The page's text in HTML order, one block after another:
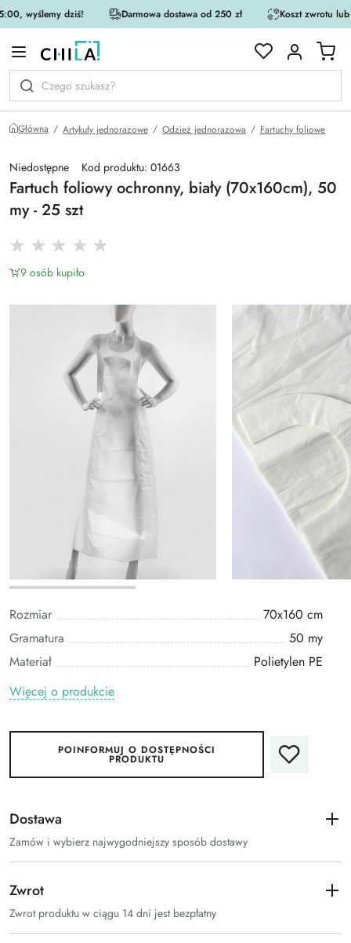
wyślemy dziś! Darmowa dostawa od 250 zł Koszt zwrotu
Główna Artykuły jednorazowe Odzież jednorazowa Fartuchy foliowe
Niedostępne Kod produktu: 01663
Fartuch foliowy ochronny, biały (70x160cm), 50
my - 25 szt
9 osób kupiło
Rozmiar
70x160 cm
Gramatura
50 my
Materiał
Polietylen PE
Więcej o produkcie
POINFORMUJ O DOSTĘPNOŚCI
PRODUKTU
Dostawa
Zamów i wybierz najwygodniejszy sposób dostawy
Zwrot
Zwrot produktu w ciągu 14 dni jest bezpłatny